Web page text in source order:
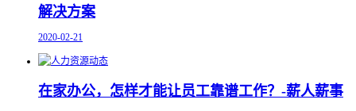
解决方案
2020-02-21
在家办公，怎样才能让员工靠谱工作？-薪人薪事